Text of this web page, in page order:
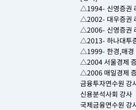
△1994- 신영증권
△2002- 대우증권
△2006- 신영증권
△2013- 하나대투
△1999- 한경,매경
△2004 서울경제
△2006 매일경제
금융투자연수원 강
신용분석사회 강사
국제금융연수원 강